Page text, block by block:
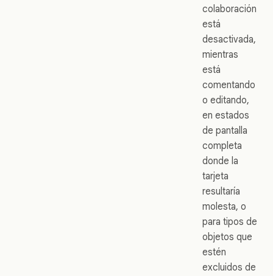
colaboración
está
desactivada,
mientras
está
comentando
o editando,
en estados
de pantalla
completa
donde la
tarjeta
resultaría
molesta, o
para tipos de
objetos que
estén
excluidos de